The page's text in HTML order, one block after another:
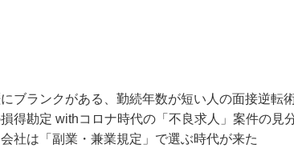
ブランクがある、勤続年数が短い人の面接逆転
得勘定 withコロナ時代の「不良求人」案件の見
社は「副業・兼業規定」で選ぶ時代が来た